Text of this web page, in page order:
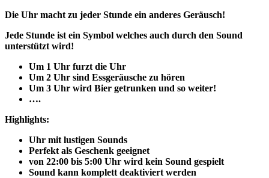
Die Uhr macht zu jeder Stunde ein anderes Geräusch!
Jede Stunde ist ein Symbol welches auch durch den Sound
unterstützt wird!
Um 1 Uhr furzt die Uhr
Um 2 Uhr sind Essgeräusche zu hören
Um 3 Uhr wird Bier getrunken und so weiter!
….
Highlights:
Uhr mit lustigen Sounds
Perfekt als Geschenk geeignet
von 22:00 bis 5:00 Uhr wird kein Sound gespielt
Sound kann komplett deaktiviert werden